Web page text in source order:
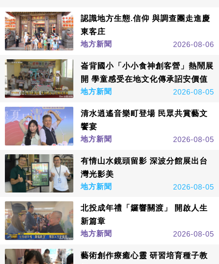
認識地方生態.信仰 與調查團走進慶
東客庄
地方新聞
2026-08-06
崙背國小「小小食神創客營」熱鬧展
開 學童感受在地文化傳承詔安價值
地方新聞
2026-08-05
清水逍遙音樂町登場 民眾共賞藝文
饗宴
地方新聞
2026-08-05
有情山水鏡頭留影 深波分館展出台
灣光影美
地方新聞
2026-08-05
北投成年禮「鑼響關渡」 開啟人生
新篇章
地方新聞
2026-08-05
藝術創作療癒心靈 研習培育種子教